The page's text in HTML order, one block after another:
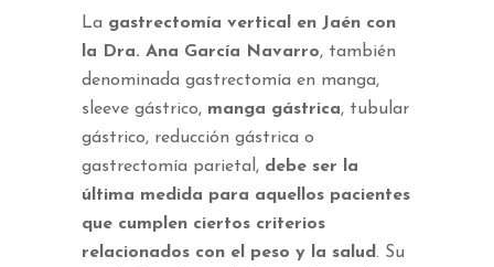
La gastrectomía vertical en Jaén con
la Dra. Ana García Navarro, también
denominada gastrectomía en manga,
sleeve gástrico, manga gástrica, tubular
gástrico, reducción gástrica o
gastrectomía parietal, debe ser la
última medida para aquellos pacientes
que cumplen ciertos criterios
relacionados con el peso y la salud. Su